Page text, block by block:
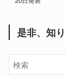
是非、知